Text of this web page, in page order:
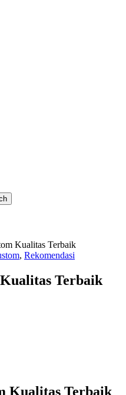
Kualitas Terbaik
, Rekomendasi
Terbaik
Kualitas Terbaik